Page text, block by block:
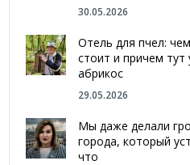
30.05.2026
Отель для пчел:
стоит и причем
абрикос
29.05.2026
Мы даже делали
города, который
что